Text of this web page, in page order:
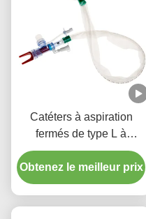
Catéters à aspiration
fermés de type L à
rinçage automatique 10 à
72 heures Coude pivotant
double pour l'hôpital
Obtenez le meilleur prix